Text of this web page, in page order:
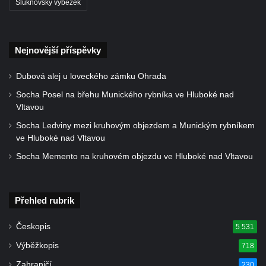
Heymannova kaple v Havířské ulici v
Kaple svaté Barbory v sadech Rudé
armády v Duchcově
Duchcově
Tříkrálová kaple u Rybniště
Farská kaple pod Širokým vrchem
Šluknovský výběžek
Nejnovější příspěvky
Dubová alej u loveckého zámku Ohrada
Socha Posel na břehu Munického rybníka ve Hluboké nad
Vltavou
Socha Ledviny mezi kruhovým objezdem a Munickým rybníkem
ve Hluboké nad Vltavou
Socha Memento na kruhovém objezdu ve Hluboké nad Vltavou
Přehled rubrik
Českopis 5 531
Výběžkopis 718